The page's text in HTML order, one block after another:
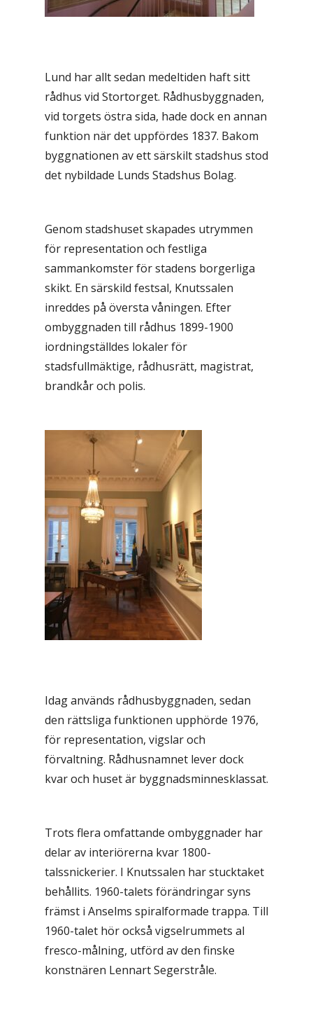
Lund har allt sedan medeltiden haft sitt
rådhus vid Stortorget. Rådhusbyggnaden,
vid torgets östra sida, hade dock en annan
funktion när det uppfördes 1837. Bakom
byggnationen av ett särskilt stadshus stod
det nybildade Lunds Stadshus Bolag.
Genom stadshuset skapades utrymmen
för representation och festliga
sammankomster för stadens borgerliga
skikt. En särskild festsal, Knutssalen
inreddes på översta våningen. Efter
ombyggnaden till rådhus 1899-1900
iordningställdes lokaler för
stadsfullmäktige, rådhusrätt, magistrat,
brandkår och polis.
Idag används rådhusbyggnaden, sedan
den rättsliga funktionen upphörde 1976,
för representation, vigslar och
förvaltning. Rådhusnamnet lever dock
kvar och huset är byggnadsminnesklassat.
Trots flera omfattande ombyggnader har
delar av interiörerna kvar 1800-
talssnickerier. I Knutssalen har stucktaket
behållits. 1960-talets förändringar syns
främst i Anselms spiralformade trappa. Till
1960-talet hör också vigselrummets al
fresco-målning, utförd av den finske
konstnären Lennart Segerstråle.